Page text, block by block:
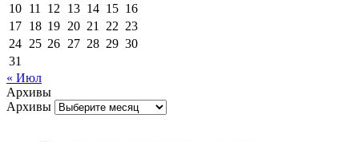
10 11 12 13 14 15 16
17 18 19 20 21 22 23
24 25 26 27 28 29 30
31
« Июл
Архивы
Архивы